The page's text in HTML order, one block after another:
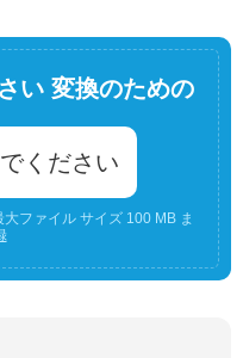
い 変換のための
ください
ファイル サイズ 100 MB ま